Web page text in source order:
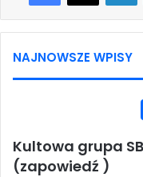
NAJNOWSZE WPISY
Kultowa grupa
(zapowiedź )